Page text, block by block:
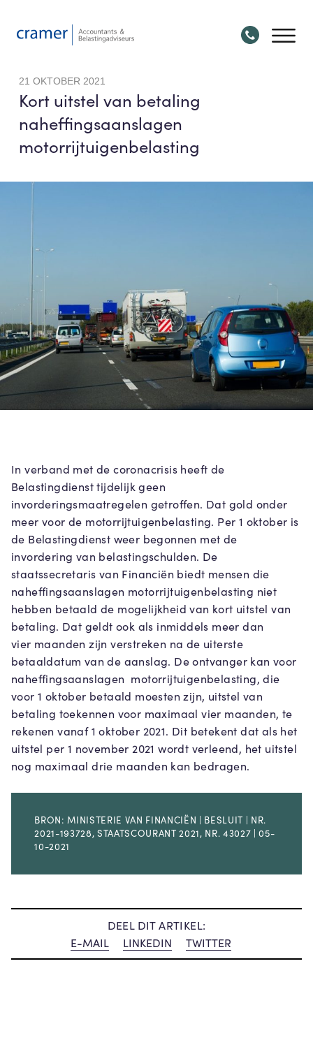
21 OKTOBER 2021
Kort uitstel van betaling
naheffingsaanslagen
motorrijtuigenbelasting
In verband met de coronacrisis heeft de
Belastingdienst tijdelijk geen
invorderingsmaatregelen getroffen. Dat gold onder
meer voor de motorrijtuigenbelasting. Per 1 oktober is
de Belastingdienst weer begonnen met de
invordering van belastingschulden. De
staatssecretaris van Financiën biedt mensen die
naheffingsaanslagen motorrijtuigenbelasting niet
hebben betaald de mogelijkheid van kort uitstel van
betaling. Dat geldt ook als inmiddels meer dan
vier maanden zijn verstreken na de uiterste
betaaldatum van de aanslag. De ontvanger kan voor
naheffingsaanslagen motorrijtuigenbelasting, die
voor 1 oktober betaald moesten zijn, uitstel van
betaling toekennen voor maximaal vier maanden, te
rekenen vanaf 1 oktober 2021. Dit betekent dat als het
uitstel per 1 november 2021 wordt verleend, het uitstel
nog maximaal drie maanden kan bedragen.
BRON: MINISTERIE VAN FINANCIËN | BESLUIT | NR.
2021-193728, STAATSCOURANT 2021, NR. 43027 | 05-
10-2021
DEEL DIT ARTIKEL:
E-MAIL
LINKEDIN TWITTER